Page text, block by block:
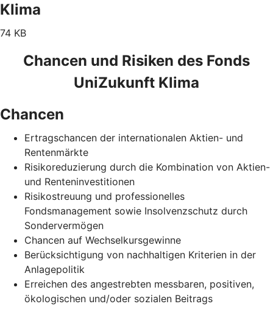
Klima
74 KB
Chancen und Risiken des Fonds
UniZukunft Klima
Chancen
Ertragschancen der internationalen Aktien- und
Rentenmärkte
Risikoreduzierung durch die Kombination von Aktien-
und Renteninvestitionen
Risikostreuung und professionelles
Fondsmanagement sowie Insolvenzschutz durch
Sondervermögen
Chancen auf Wechselkursgewinne
Berücksichtigung von nachhaltigen Kriterien in der
Anlagepolitik
Erreichen des angestrebten messbaren, positiven,
ökologischen und/oder sozialen Beitrags